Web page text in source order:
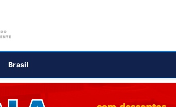
Brasil